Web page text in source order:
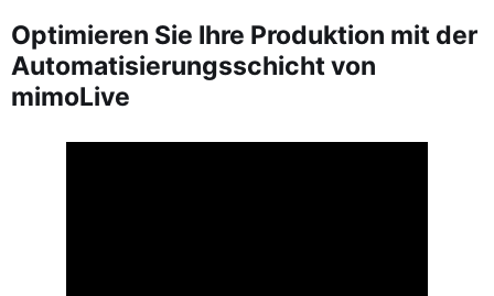
Optimieren Sie Ihre Produktion mit der
Automatisierungsschicht von
mimoLive